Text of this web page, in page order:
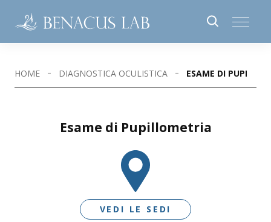
HOME DIAGNOSTICA OCULISTICA ESAME DI
Esame di Pupillometria
VEDI LE SEDI